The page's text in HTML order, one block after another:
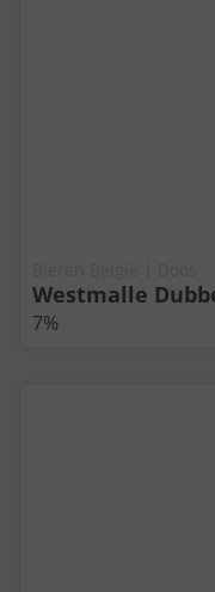
Westmalle
7%